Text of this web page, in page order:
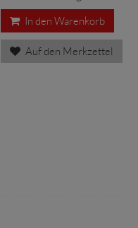
In den Warenkorb
Auf den Merkzettel